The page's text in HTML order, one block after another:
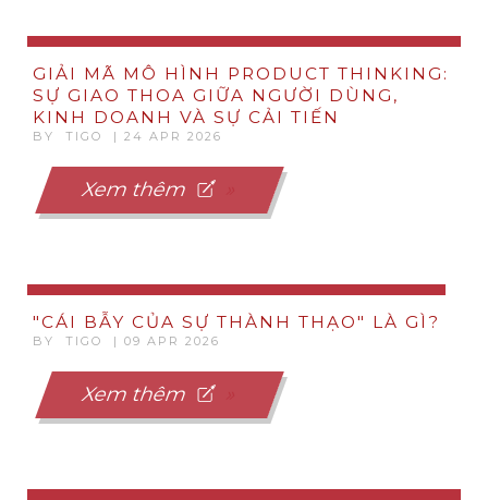
GIẢI MÃ MÔ HÌNH PRODUCT THINKING:
SỰ GIAO THOA GIỮA NGƯỜI DÙNG,
KINH DOANH VÀ SỰ CẢI TIẾN
BY TIGO | 24 APR 2026
Xem thêm
"CÁI BẪY CỦA SỰ THÀNH THẠO" LÀ GÌ?
BY TIGO | 09 APR 2026
Xem thêm